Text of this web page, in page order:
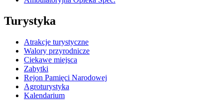
Turystyka
Atrakcje turystyczne
Walory przyrodnicze
Ciekawe miejsca
Zabytki
Rejon Pamięci Narodowej
Agroturystyka
Kalendarium